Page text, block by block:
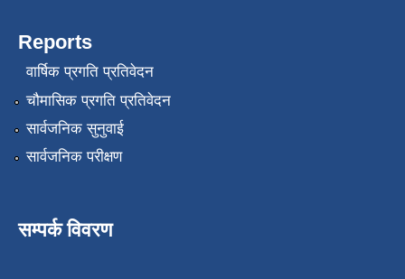
Reports
वार्षिक प्रगति प्रतिवेदन
चौमासिक प्रगति प्रतिवेदन
सार्वजनिक सुनुवाई
सार्वजनिक परीक्षण
सम्पर्क विवरण